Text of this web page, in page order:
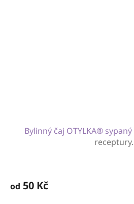
Bylinný čaj OTYLKA® sypaný
receptury.
od 50 Kč